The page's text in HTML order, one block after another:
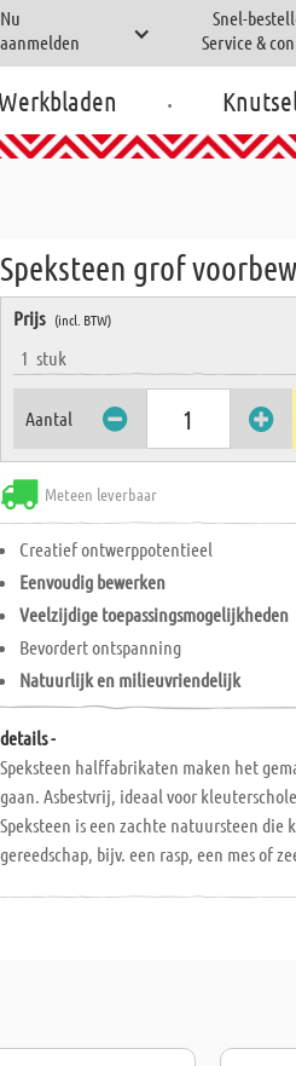
Nu
aanmelden
Snel-
Service &
Werkbladen .
Speksteen grof
Prijs (incl. BTW)
1stuk
Aantal
Meteen leverbaar
Creatief ontwerppotentieel
Eenvoudig bewerken
Veelzijdige toepassingsmogelijkheden
Bevordert ontspanning
Natuurlijk en milieuvriendelijk
details -
Speksteen halffabrikaten maken het
gaan. Asbestvrij, ideaal voor
Speksteen is een zachte natuursteen die
gereedschap, bijv. een rasp, een mes of
kinderen om driedimensionale vormen